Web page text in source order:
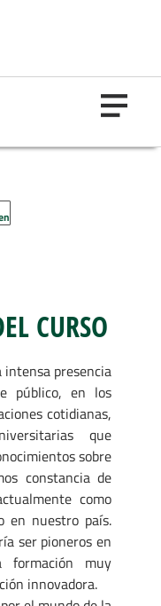
CURSO
presencia
público, en los
cotidianas,
que
sobre
constancia de
como
en nuestro país.
ser pioneros en
formación muy
innovadora.